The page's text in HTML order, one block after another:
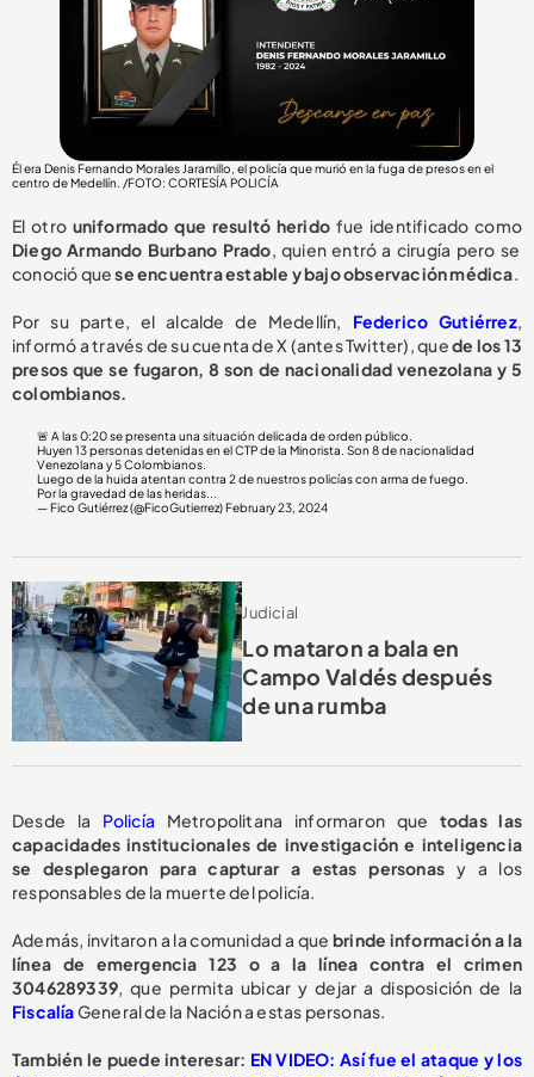
Él era Denis Fernando Morales Jaramillo, el policía que murió en la fuga de presos en el
centro de Medellín. /FOTO: CORTESÍA POLICÍA
El otro uniformado que resultó herido fue identificado como
Diego Armando Burbano Prado, quien entró a cirugía pero se
conoció quese encuentra estable y bajo observación médica.
Por su parte, el alcalde de Medellín, Federico Gutiérrez,
informó a través de su cuenta de X (antes Twitter), quede los 13
presos que se fugaron, 8 son de nacionalidad venezolana y 5
colombianos.
🚨 A las 0:20 se presenta una situación delicada de orden público.
Huyen 13 personas detenidas en el CTP de la Minorista. Son 8 de nacionalidad
Venezolana y 5 Colombianos.
Luego de la huida atentan contra 2 de nuestros policías con arma de fuego.
Por la gravedad de las heridas...
— Fico Gutiérrez (@FicoGutierrez)February 23, 2024
Judicial
Lo mataron a bala en
Campo Valdés después
de una rumba
Desde la Policía Metropolitana informaron que todas las
capacidades institucionales de investigación e inteligencia
se desplegaron para capturar a estas personasy a los
responsables de la muerte del policía.
Además, invitaron a la comunidad a quebrinde información a la
línea de emergencia 123 o a la línea contra el crimen
3046289339 , que permita ubicar y dejar a disposición de la
FiscalíaGeneral de la Nación a estas personas.
También le puede interesar: EN VIDEO: Así fue el ataque y los